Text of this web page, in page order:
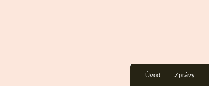
Úvod Zprávy